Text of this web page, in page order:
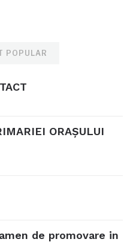
POPULAR
ORAŞULUI
de promovare in